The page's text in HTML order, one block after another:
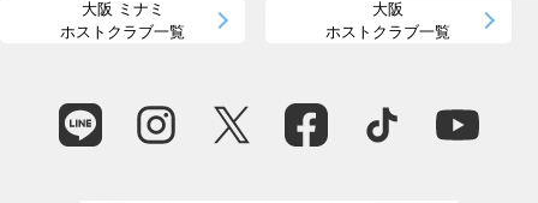
大阪 ミナミ
ホストクラブ一覧
大阪
ホストクラブ一覧